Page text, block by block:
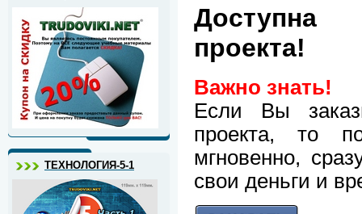
ТЕХНОЛОГИЯ-5-1
проекта!
Важно знать!
Если Вы
проекта, то
мгновенно,
свои деньги и